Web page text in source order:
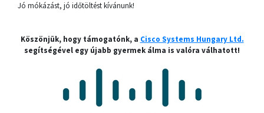
Jó mókázást, jó időtöltést kívánunk!
Köszönjük, hogy támogatónk, a Cisco Systems Hungary Ltd.
segítségével egy újabb gyermek álma is valóra válhatott!